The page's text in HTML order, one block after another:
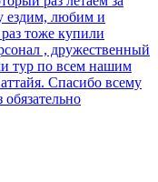
ездим, любим и
тоже купили
, дружественный
тур по всем нашим
Спасибо всему